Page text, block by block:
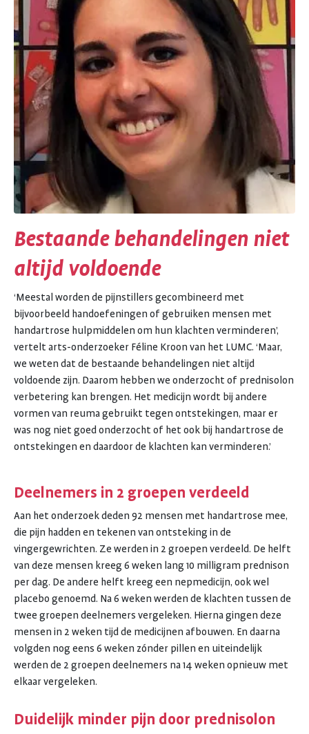
Bestaande behandelingen niet
altijd voldoende
‘Meestal worden de pijnstillers gecombineerd met
bijvoorbeeld handoefeningen of gebruiken mensen met
handartrose hulpmiddelen om hun klachten verminderen’,
vertelt arts-onderzoeker Féline Kroon van het LUMC. ‘Maar,
we weten dat de bestaande behandelingen niet altijd
voldoende zijn. Daarom hebben we onderzocht of prednisolon
verbetering kan brengen. Het medicijn wordt bij andere
vormen van reuma gebruikt tegen ontstekingen, maar er
was nog niet goed onderzocht of het ook bij handartrose de
ontstekingen en daardoor de klachten kan verminderen.’
Deelnemers in 2 groepen verdeeld
Aan het onderzoek deden 92 mensen met handartrose mee,
die pijn hadden en tekenen van ontsteking in de
vingergewrichten. Ze werden in 2 groepen verdeeld. De helft
van deze mensen kreeg 6 weken lang 10 milligram prednison
per dag. De andere helft kreeg een nepmedicijn, ook wel
placebo genoemd. Na 6 weken werden de klachten tussen de
twee groepen deelnemers vergeleken. Hierna gingen deze
mensen in 2 weken tijd de medicijnen afbouwen. En daarna
volgden nog eens 6 weken zónder pillen en uiteindelijk
werden de 2 groepen deelnemers na 14 weken opnieuw met
elkaar vergeleken.
Duidelijk minder pijn door prednisolon